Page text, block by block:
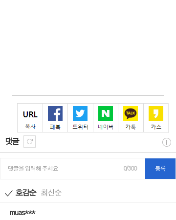
댓글
댓글을 입력해 주세요 0/300 등록
호감순 최신순
muas***